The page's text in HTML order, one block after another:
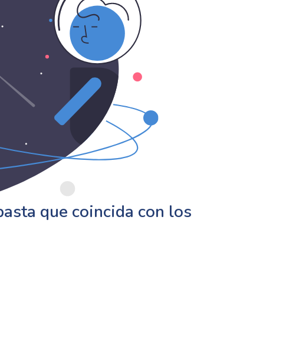
que coincida con los